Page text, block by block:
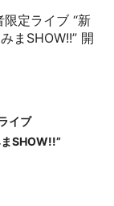
定ライブ “新
まSHOW!!” 開
イブ
SHOW!!”